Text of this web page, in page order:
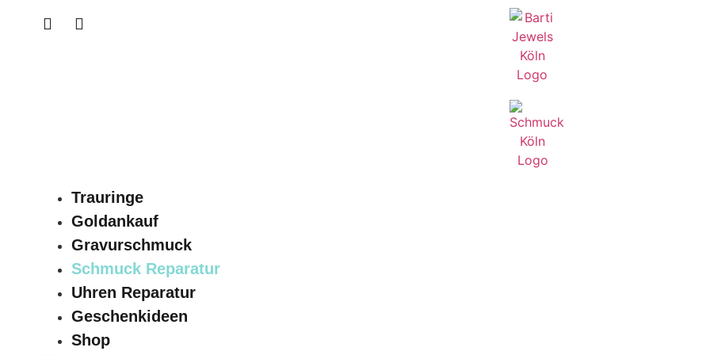
Trauringe
Goldankauf
Gravurschmuck
Schmuck Reparatur
Uhren Reparatur
Geschenkideen
Shop